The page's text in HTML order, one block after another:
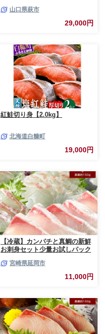
山口県萩市
29,000円
紅鮭切り身【2.0kg】
北海道白糠町
19,000円
【冷蔵】カンパチと真鯛の新鮮
お刺身セット少量お試しパック
宮崎県延岡市
11,000円